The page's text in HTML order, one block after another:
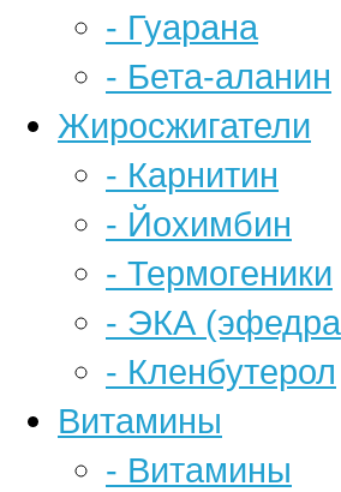
- Гуарана
- Бета-аланин
Жиросжигатели
- Карнитин
- Йохимбин
- Термогеники
- ЭКА
- Кленбутерол
Витамины
- Витамины